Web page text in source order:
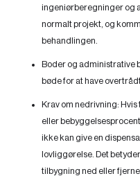
ingeniørberegninger og
normalt projekt, og
behandlingen.
Boder og administrative
bøde for at have
Krav om nedrivning: Hvis
eller
ikke kan give en
lovliggørelse. Det
tilbygning ned eller